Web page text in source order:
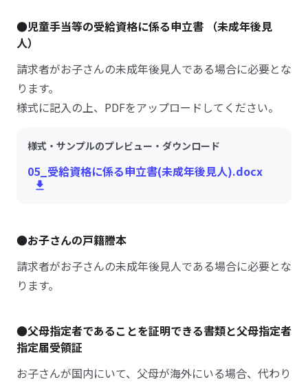
●児童手当等の受給資格に係る申立書 （未成年後見
人）
請求者がお子さんの未成年後見人である場合に必要とな
ります。
様式に記入の上、PDFをアップロードしてください。
様式・サンプルのプレビュー・ダウンロード
05_受給資格に係る申立書(未成年後見人).docx
●お子さんの戸籍謄本
請求者がお子さんの未成年後見人である場合に必要とな
ります。
●父母指定者であることを証明できる書類と父母指定者
指定届受領証
お子さんが国内にいて、父母が海外にいる場合、代わり